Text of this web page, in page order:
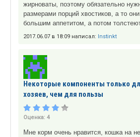
жирноваты, поэтому обязательно
размерами порций хвостиков, а то
большим аппетитом, а потом
2017.06.07 в 18:09 написал: Instinkt
Некоторые компоненты только
хозяев, чем для пользы
Оценка: 4
Мне корм очень нравится, кошка на